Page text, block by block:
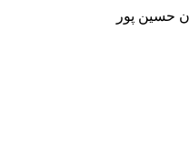
حسین پور